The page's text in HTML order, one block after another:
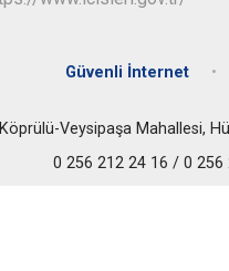
Güvenli İnternet
Köprülü-Veysipaşa Mahallesi,
0 256 212 24 16 / 0